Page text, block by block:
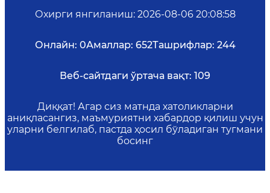
Охирги янгиланиш: 2026-08-06 20:08:58
Онлайн: 0Амаллар: 652Ташрифлар: 244
Веб-сайтдаги ўртача вақт: 109
Диққат! Агар сиз матнда хатоликларни
аниқласангиз, маъмуриятни хабардор қилиш учун
уларни белгилаб, пастда ҳосил бўладиган тугмани
босинг